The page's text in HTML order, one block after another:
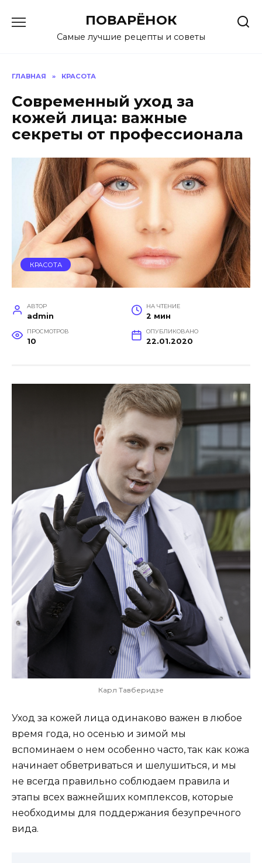
содержанию
ПОВАРЁНОК
Самые лучшие рецепты и советы
ГЛАВНАЯ » КРАСОТА
Современный уход за
кожей лица: важные
секреты от профессионала
КРАСОТА
АВТОР
admin
НА ЧТЕНИЕ
2 мин
ПРОСМОТРОВ
10
ОПУБЛИКОВАНО
22.01.2020
Карл Тавберидзе
Уход за кожей лица одинаково важен в любое
время года, но осенью и зимой мы
вспоминаем о нем особенно часто, так как кожа
начинает обветриваться и шелушиться, и мы
не всегда правильно соблюдаем правила и
этапы всех важнейших комплексов, которые
необходимы для поддержания безупречного
вида.